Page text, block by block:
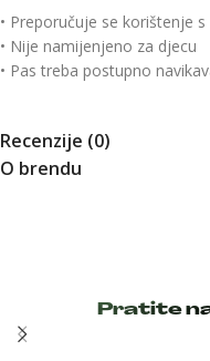
• Preporučuje se korištenje
• Nije namijenjeno za djecu
• Pas treba postupno
Recenzije (0)
O brendu
Pratite